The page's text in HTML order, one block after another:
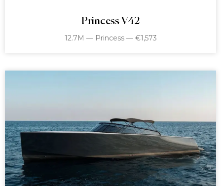
Princess V42
12.7M — Princess — €1,573